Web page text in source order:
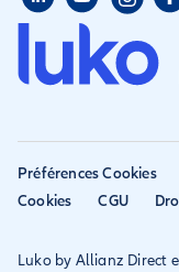
Assurance
Assurance PVT
Assurance
Mon compte
Déclarer un
habitation
Résilier ancien
Avis
Allianz travel
Eurofil rejoint
Conditions
Préférences Cookies
Cookies
CGU
Luko by Allianz Direct